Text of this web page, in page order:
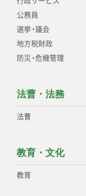
公務員
選挙・議会
地方税財政
防災・危機管理
法曹・法務
法曹
教育・文化
教育